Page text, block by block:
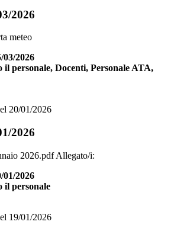
2026
meteo
03/2026
il personale, Docenti, Personale ATA,
20/01/2026
2026
2026.pdf Allegato/i:
01/2026
il personale
19/01/2026